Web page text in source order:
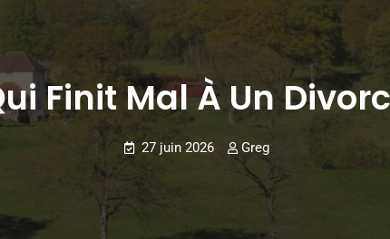
Finit Mal À Un
27 juin 2026 Greg